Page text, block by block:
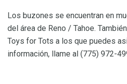
Los buzones se encuentran en
del área de Reno / Tahoe.
Toys for Tots a los que puedes
información, llame al (775) 972-